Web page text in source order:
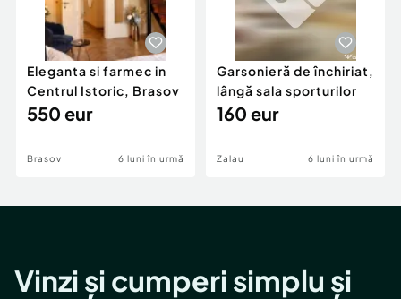
Eleganta si farmec in
Centrul Istoric, Brasov
550 eur
Brasov 6 luni în urmă
Garsonieră de închiriat,
lângă sala sporturilor
160 eur
Zalau 6 luni în urmă
Vinzi și cumperi simplu și